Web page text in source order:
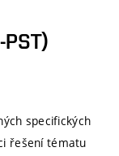
specifických
řešení tématu